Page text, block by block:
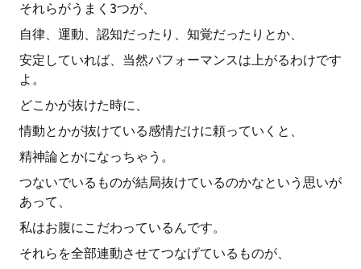
それらがうまく3つが、
自律、運動、認知だったり、知覚だったりとか、
安定していれば、当然パフォーマンスは上がるわけです
よ。
どこかが抜けた時に、
情動とかが抜けている感情だけに頼っていくと、
精神論とかになっちゃう。
つないでいるものが結局抜けているのかなという思いが
あって、
私はお腹にこだわっているんです。
それらを全部連動させてつなげているものが、